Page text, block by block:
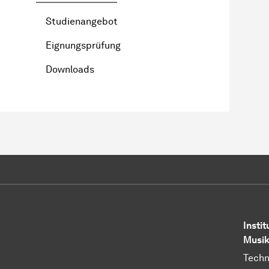
Studienangebot
Eignungsprüfung
Downloads